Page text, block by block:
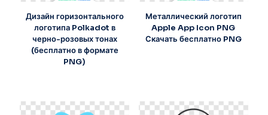
Дизайн горизонтального
логотипа Polkadot в
черно-розовых тонах
(бесплатно в формате
PNG)
Металлический логотип
Apple App Icon PNG
Скачать бесплатно PNG